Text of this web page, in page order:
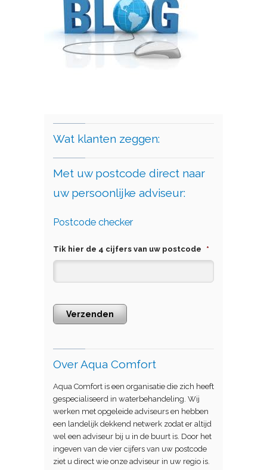
Wat klanten zeggen:
Met uw postcode direct naar
uw persoonlijke adviseur:
Postcode checker
Tik hier de 4 cijfers van uw postcode *
Verzenden
Over Aqua Comfort
Aqua Comfort is een organisatie die zich heeft
gespecialiseerd in waterbehandeling. Wij
werken met opgeleide adviseurs en hebben
een landelijk dekkend netwerk zodat er altijd
wel een adviseur bij u in de buurt is. Door het
ingeven van de vier cijfers van uw postcode
ziet u direct wie onze adviseur in uw regio is.